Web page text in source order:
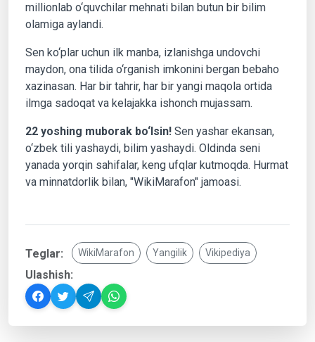
millionlab o‘quvchilar mehnati bilan butun bir bilim
olamiga aylandi.
Sen ko‘plar uchun ilk manba, izlanishga undovchi
maydon, ona tilida o‘rganish imkonini bergan bebaho
xazinasan. Har bir tahrir, har bir yangi maqola ortida
ilmga sadoqat va kelajakka ishonch mujassam.
22 yoshing muborak bo‘lsin! Sen yashar ekansan,
o‘zbek tili yashaydi, bilim yashaydi. Oldinda seni
yanada yorqin sahifalar, keng ufqlar kutmoqda. Hurmat
va minnatdorlik bilan, "WikiMarafon" jamoasi.
Teglar: WikiMarafon Yangilik Vikipediya
Ulashish: